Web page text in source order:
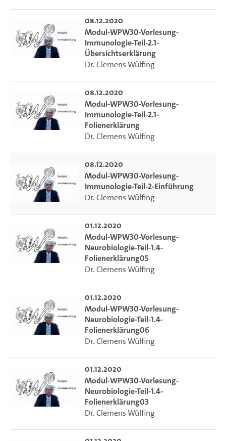
08.12.2020
Modul-WPW30-Vorlesung-
Immunologie-Teil-2.1-
Übersichtserklärung
Dr. Clemens Wülfing
08.12.2020
Modul-WPW30-Vorlesung-
Immunologie-Teil-2.1-
Folienerklärung
Dr. Clemens Wülfing
08.12.2020
Modul-WPW30-Vorlesung-
Immunologie-Teil-2-Einführung
Dr. Clemens Wülfing
01.12.2020
Modul-WPW30-Vorlesung-
Neurobiologie-Teil-1.4-
Folienerklärung05
Dr. Clemens Wülfing
01.12.2020
Modul-WPW30-Vorlesung-
Neurobiologie-Teil-1.4-
Folienerklärung06
Dr. Clemens Wülfing
01.12.2020
Modul-WPW30-Vorlesung-
Neurobiologie-Teil-1.4-
Folienerklärung03
Dr. Clemens Wülfing